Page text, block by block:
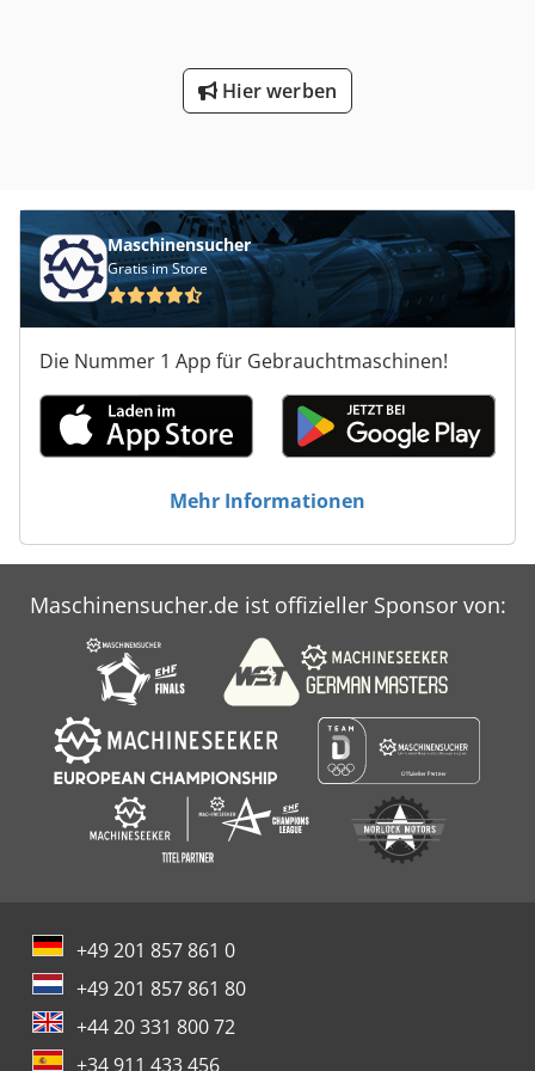
Hier werben
Maschinensucher
Gratis im Store
Die Nummer 1 App für Gebrauchtmaschinen!
Mehr Informationen
Maschinensucher.de ist offizieller Sponsor von:
+49 201 857 861 0
+49 201 857 861 80
+44 20 331 800 72
+34 911 433 456